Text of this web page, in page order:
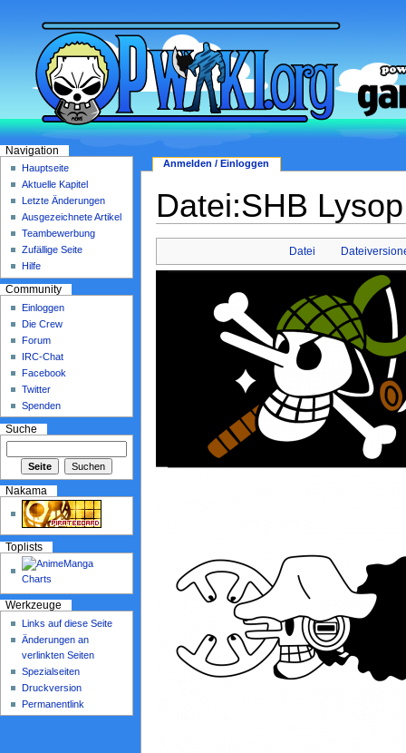
Datei:SHB
Datei
Anmelden / Einloggen
Navigation
Hauptseite
Aktuelle Kapitel
Letzte Änderungen
Ausgezeichnete Artikel
Teambewerbung
Zufällige Seite
Hilfe
Community
Einloggen
Die Crew
Forum
IRC-Chat
Facebook
Twitter
Spenden
Suche
Nakama
Toplists
Werkzeuge
Links auf diese Seite
Änderungen an
verlinkten Seiten
Spezialseiten
Druckversion
Permanentlink